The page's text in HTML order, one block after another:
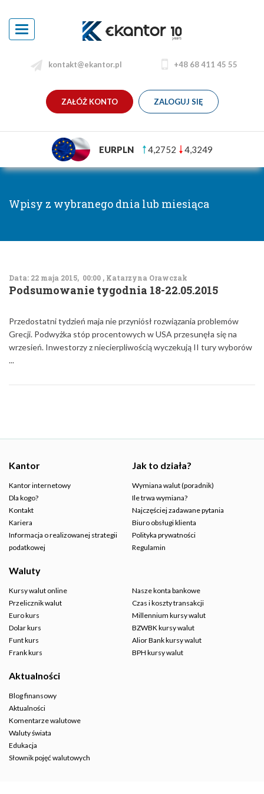
Toggle
navigation
kontakt@ekantor.pl +48 68 411 45 55
ZAŁÓŻ KONTO ZALOGUJ SIĘ
EURPLN 4,2752 4,3249
Wpisy z wybranego dnia lub miesiąca
Data: 22 maja 2015, 00:00 , Katarzyna Orawczak
Podsumowanie tygodnia 18-22.05.2015
Przedostatni tydzień maja nie przyniósł rozwiązania problemów
Grecji. Podwyżka stóp procentowych w USA przesunęła się na
wrzesień. Inwestorzy z niecierpliwością wyczekują II tury wyborów
...
Kantor
Kantor internetowy
Dla kogo?
Kontakt
Kariera
Informacja o realizowanej strategii
podatkowej
Jak to działa?
Wymiana walut (poradnik)
Ile trwa wymiana?
Najczęściej zadawane pytania
Biuro obsługi klienta
Polityka prywatności
Regulamin
Waluty
Kursy walut online
Przelicznik walut
Euro kurs
Dolar kurs
Funt kurs
Frank kurs
Nasze konta bankowe
Czas i koszty transakcji
Millennium kursy walut
BZWBK kursy walut
Alior Bank kursy walut
BPH kursy walut
Aktualności
Blog finansowy
Aktualności
Komentarze walutowe
Waluty świata
Edukacja
Słownik pojęć walutowych